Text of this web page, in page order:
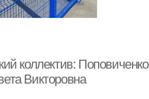
коллектив: Поповиченко
Викторовна